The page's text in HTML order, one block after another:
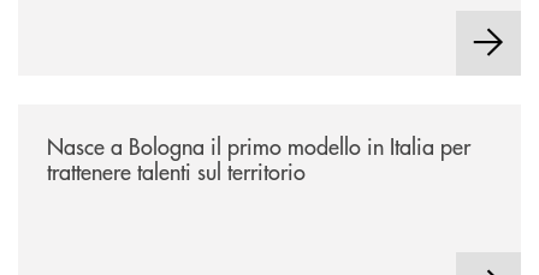
Nasce a Bologna il primo modello in Italia per
trattenere talenti sul territorio